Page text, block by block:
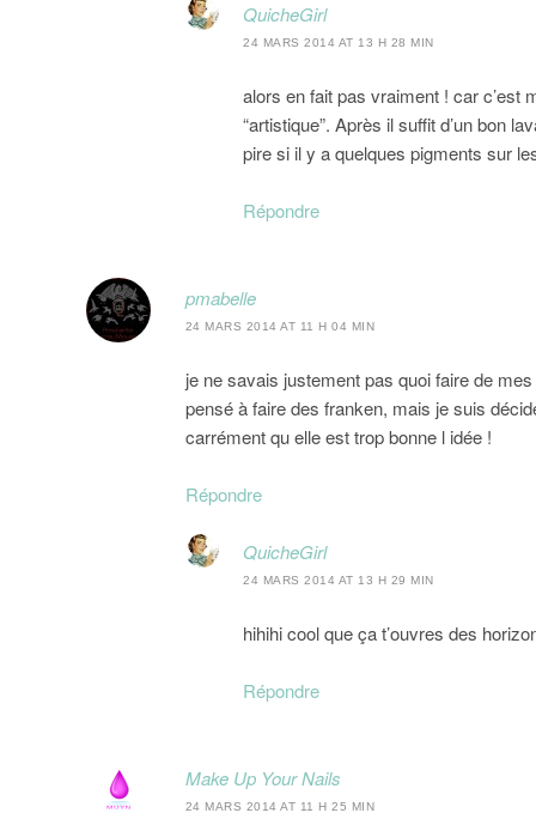
QuicheGirl
24 MARS 2014 AT 13 H 28 MIN
alors en fait pas vraiment ! car c’est
“artistique”. Après il suffit d’un bon
pire si il y a quelques pigments sur
Répondre
pmabelle
24 MARS 2014 AT 11 H 04 MIN
je ne savais justement pas quoi faire de
pensé à faire des franken, mais je suis
carrément qu elle est trop bonne l idée !
Répondre
QuicheGirl
24 MARS 2014 AT 13 H 29 MIN
hihihi cool que ça t’ouvres des
Répondre
Make Up Your Nails
24 MARS 2014 AT 11 H 25 MIN